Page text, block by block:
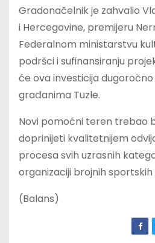
Gradonačelnik je zahvalio
i Hercegovine, premijeru
Federalnom ministarstvu
podršci i sufinansiranju
će ova investicija
građanima Tuzle.
Novi pomoćni teren trebao
doprinijeti kvalitetnijem
procesa svih uzrasnih
organizaciji brojnih
(Balans)